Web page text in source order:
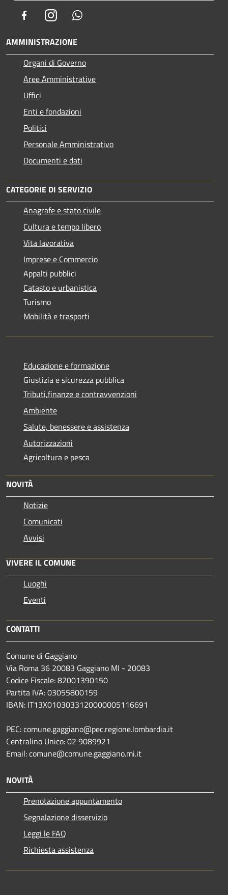
FacebookInstagram
AMMINISTRAZIONE
Organi di Governo
Aree Amministrative
Uffici
Enti e fondazioni
Politici
Personale Amministrativo
Documenti e dati
CATEGORIE DI SERVIZIO
Anagrafe e stato civile
Cultura e tempo libero
Vita lavorativa
Imprese e Commercio
Appalti pubblici
Catasto e urbanistica
Turismo
Mobilità e trasporti
Educazione e formazione
Giustizia e sicurezza pubblica
Tributi,finanze e contravvenzioni
Ambiente
Salute, benessere e assistenza
Autorizzazioni
Agricoltura e pesca
NOVITÀ
Notizie
Comunicati
Avvisi
VIVERE IL COMUNE
Luoghi
Eventi
CONTATTI
Comune di Gaggiano
Via Roma 36 20083 Gaggiano MI - 20083
Codice Fiscale: 82001390150
Partita IVA: 03055800159
IBAN: IT13X0103033120000005116691
PEC: comune.gaggiano@pec.regione.lombardia.it
Centralino Unico: 02 9089921
Email: comune@comune.gaggiano.mi.it
NOVITÀ
Prenotazione appuntamento
Segnalazione disservizio
Leggi le FAQ
Richiesta assistenza